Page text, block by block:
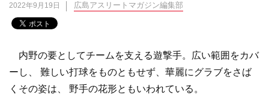
2022年9月19日 広島アスリートマガジン編集部
内野の要としてチームを支える遊撃手。広い範囲をカバ
ーし、 難しい打球をものともせず、華麗にグラブをさば
くその姿は、 野手の花形ともいわれている。